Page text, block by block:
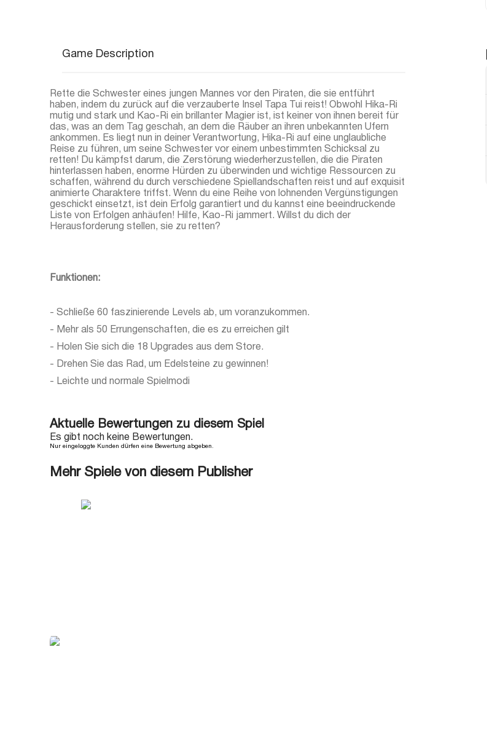
Game Description
Rette die Schwester eines jungen Mannes vor den Piraten, die sie entführt
haben, indem du zurück auf die verzauberte Insel Tapa Tui reist! Obwohl Hika-Ri
mutig und stark und Kao-Ri ein brillanter Magier ist, ist keiner von ihnen bereit für
das, was an dem Tag geschah, an dem die Räuber an ihren unbekannten Ufern
ankommen. Es liegt nun in deiner Verantwortung, Hika-Ri auf eine unglaubliche
Reise zu führen, um seine Schwester vor einem unbestimmten Schicksal zu
retten! Du kämpfst darum, die Zerstörung wiederherzustellen, die die Piraten
hinterlassen haben, enorme Hürden zu überwinden und wichtige Ressourcen zu
schaffen, während du durch verschiedene Spiellandschaften reist und auf exquisit
animierte Charaktere triffst. Wenn du eine Reihe von lohnenden Vergünstigungen
geschickt einsetzt, ist dein Erfolg garantiert und du kannst eine beeindruckende
Liste von Erfolgen anhäufen! Hilfe, Kao-Ri jammert. Willst du dich der
Herausforderung stellen, sie zu retten?
Funktionen:
- Schließe 60 faszinierende Levels ab, um voranzukommen.
- Mehr als 50 Errungenschaften, die es zu erreichen gilt
- Holen Sie sich die 18 Upgrades aus dem Store.
- Drehen Sie das Rad, um Edelsteine zu gewinnen!
- Leichte und normale Spielmodi
Aktuelle Bewertungen zu diesem Spiel
Es gibt noch keine Bewertungen.
Nur eingeloggte Kunden dürfen eine Bewertung abgeben.
Mehr Spiele von diesem Publisher